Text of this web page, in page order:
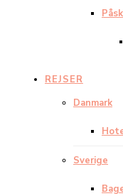
REJSER
Danmark
Sverige